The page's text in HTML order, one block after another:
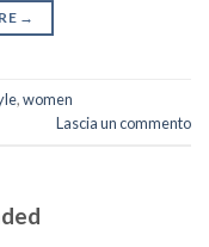
→
,women
Lascia un commento